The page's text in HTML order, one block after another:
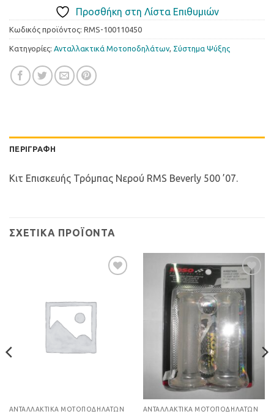
Προσθήκη στη Λίστα Επιθυμιών
Κωδικός προϊόντος: RMS-100110450
Κατηγορίες: Ανταλλακτικά Μοτοποδηλάτων, Σύστημα Ψύξης
ΠΕΡΙΓΡΑΦΉ
Κιτ Επισκευής Τρόμπας Νερού RMS Beverly 500 ’07.
ΣΧΕΤΙΚΆ ΠΡΟΪΌΝΤΑ
Επιθυμιών
ΑΝΤΑΛΛΑΚΤΙΚΆ ΜΟΤΟΠΟΔΗΛΆΤΩΝ
Προσθήκη
στη Λίστα
Επιθυμιών
ΑΝΤΑΛΛΑΚΤΙΚΆ ΜΟΤΟΠΟΔΗΛΆΤΩΝ